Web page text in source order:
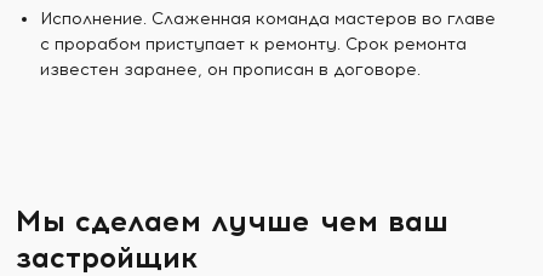
Исполнение. Слаженная команда мастеров во главе
с прорабом приступает к ремонту. Срок ремонта
известен заранее, он прописан в договоре.
Мы сделаем лучше чем ваш
застройщик